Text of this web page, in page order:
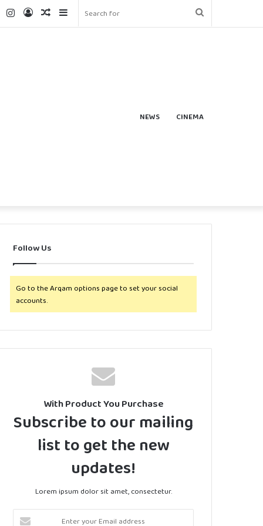
Sidebar
Random
Log
Instagram
YouTube
NEWS CINEMA
Follow Us
Go to the Arqam options page to set your social
accounts.
With Product You Purchase
Subscribe to our mailing
list to get the new
updates!
Lorem ipsum dolor sit amet, consectetur.